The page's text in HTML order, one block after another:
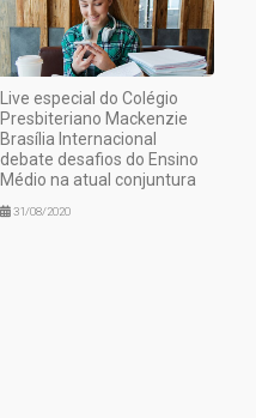
Live especial do Colégio
Presbiteriano Mackenzie
Brasília Internacional
debate desafios do Ensino
Médio na atual conjuntura
31/08/2020